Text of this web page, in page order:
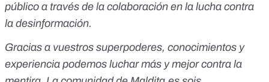
público a través de la colaboración en la lucha contra
la desinformación.
Gracias a vuestros superpoderes, conocimientos y
experiencia podemos luchar más y mejor contra la